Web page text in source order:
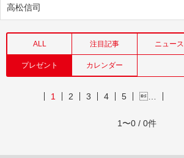
高松信司
ALL 注目記事 ニュース
プレゼント カレンダー
1 2 3 4 5 …
1〜0 / 0件